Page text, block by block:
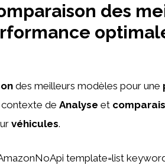
des
des meilleurs modèles pour une
contexte de Analyse et
véhicules.
template=list